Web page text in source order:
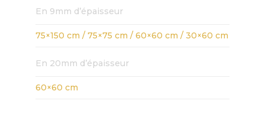
En 9mm d’épaisseur
75×150 cm / 75×75 cm / 60×60 cm / 30×60 cm
En 20mm d’épaisseur
60×60 cm